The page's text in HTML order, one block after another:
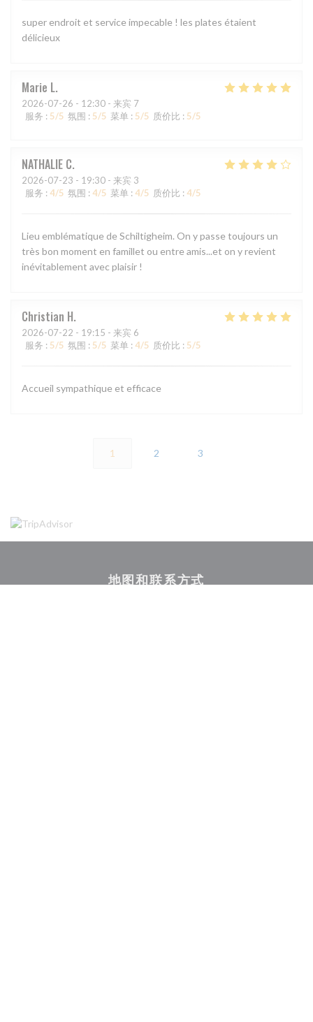
super endroit et service impecable ! les plates étaient
délicieux
Marie L
2026-07-26 - 12:30 - 来宾 7
服务 : 5/5 氛围 : 5/5 菜单 : 5/5 质价比 : 5/5
NATHALIE C
2026-07-23 - 19:30 - 来宾 3
服务 : 4/5 氛围 : 4/5 菜单 : 4/5 质价比 : 4/5
Lieu emblématique de Schiltigheim. On y passe toujours un
très bon moment en famillet ou entre amis...et on y revient
inévitablement avec plaisir !
Christian H
2026-07-22 - 19:15 - 来宾 6
服务 : 5/5 氛围 : 5/5 菜单 : 4/5 质价比 : 5/5
Accueil sympathique et efficace
1 2 3
地图和联系方式